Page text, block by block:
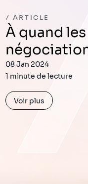
ARTICLE
À quand les
08 Jan 2024
1 minute de lecture
Voir plus